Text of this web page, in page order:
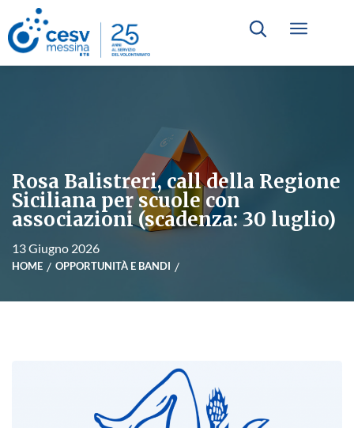
Rosa Balistreri, call della Regione
Siciliana per scuole con
associazioni (scadenza: 30 luglio)
13 Giugno 2026
HOME OPPORTUNITÀ E BANDI